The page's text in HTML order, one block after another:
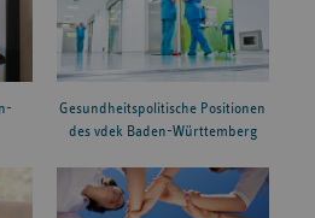
Gesundheitspolitische Positionen
des vdek Baden-Württemberg